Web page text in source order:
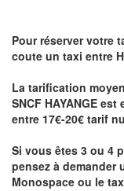
Pour réserver votre
coute un taxi entre
La tarification
SNCF HAYANGE
entre 17€-20€ tarif
Si vous êtes 3 ou 4
pensez à demander
Monospace ou le